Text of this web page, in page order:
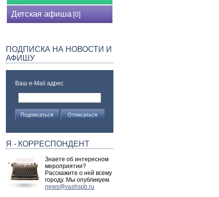
Детская афиша [0]
ПОДПИСКА НА НОВОСТИ И
АФИШУ
Ваш e-Mail адрес
Я - КОРРЕСПОНДЕНТ
Знаете об интересном
мероприятии?
Расскажите о ней всему
городу. Мы опубликуем.
news@vashspb.ru